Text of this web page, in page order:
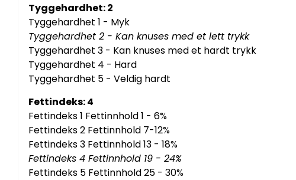
Tyggehardhet: 2
Tyggehardhet 1 - Myk
Tyggehardhet 2 - Kan knuses med et lett trykk
Tyggehardhet 3 - Kan knuses med et hardt trykk
Tyggehardhet 4 - Hard
Tyggehardhet 5 - Veldig hardt
Fettindeks: 4
Fettindeks 1 Fettinnhold 1 - 6%
Fettindeks 2 Fettinnhold 7-12%
Fettindeks 3 Fettinnhold 13 - 18%
Fettindeks 4 Fettinnhold 19 - 24%
Fettindeks 5 Fettinnhold 25 - 30%